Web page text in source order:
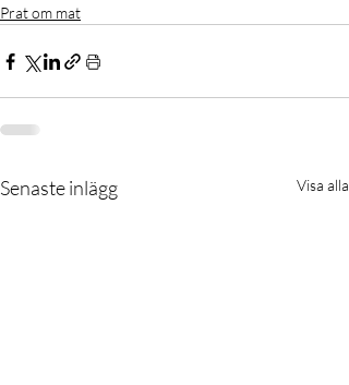
Prat om mat
Senaste inlägg Visa alla